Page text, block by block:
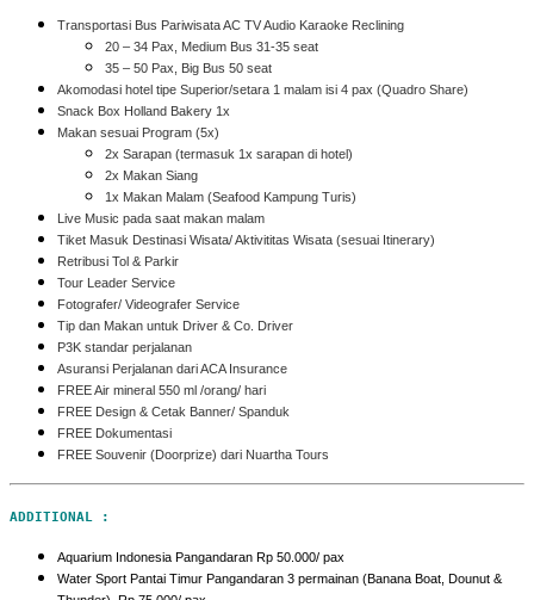
Transportasi Bus Pariwisata AC TV Audio Karaoke Reclining
20 – 34 Pax, Medium Bus 31-35 seat
35 – 50 Pax, Big Bus 50 seat
Akomodasi hotel tipe Superior/setara 1 malam isi 4 pax (Quadro Share)
Snack Box Holland Bakery 1x
Makan sesuai Program (5x)
2x Sarapan (termasuk 1x sarapan di hotel)
2x Makan Siang
1x Makan Malam (Seafood Kampung Turis)
Live Music pada saat makan malam
Tiket Masuk Destinasi Wisata/ Aktivititas Wisata (sesuai Itinerary)
Retribusi Tol & Parkir
Tour Leader Service
Fotografer/ Videografer Service
Tip dan Makan untuk Driver & Co. Driver
P3K standar perjalanan
Asuransi Perjalanan dari ACA Insurance
FREE Air mineral 550 ml /orang/ hari
FREE Design & Cetak Banner/ Spanduk
FREE Dokumentasi
FREE Souvenir (Doorprize) dari Nuartha Tours
ADDITIONAL :
Aquarium Indonesia Pangandaran Rp 50.000/ pax
Water Sport Pantai Timur Pangandaran 3 permainan (Banana Boat, Dounut &